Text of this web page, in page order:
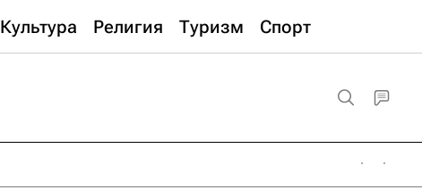
Культура Религия Туризм Спорт